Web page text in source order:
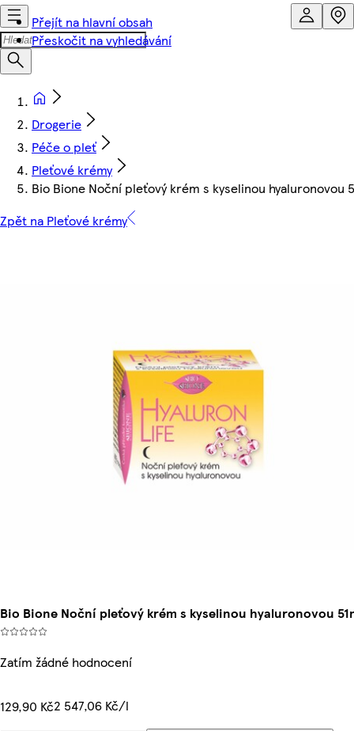
Přejít na hlavní obsah
Přeskočit na vyhledávání
Drogerie
Péče o pleť
Pleťové krémy
Bio Bione Noční pleťový krém s kyselinou hyaluronovou
Zpět na Pleťové krémy
Bio Bione Noční pleťový krém s kyselinou hyaluronovou
Zatím žádné hodnocení
129,90 Kč2 547,06 Kč/l